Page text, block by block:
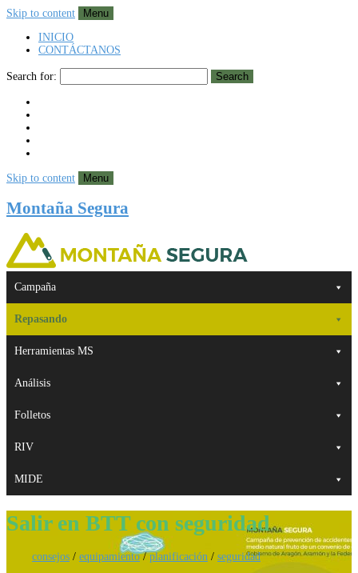
Skip to content
Menu
INICIO
CONTÁCTANOS
Search for: Search
Skip to content Menu
Montaña Segura
Campaña
Repasando
Herramientas MS
Análisis
Folletos
RIV
MIDE
Salir en BTT con seguridad
consejos / equipamiento/planificación / seguridad